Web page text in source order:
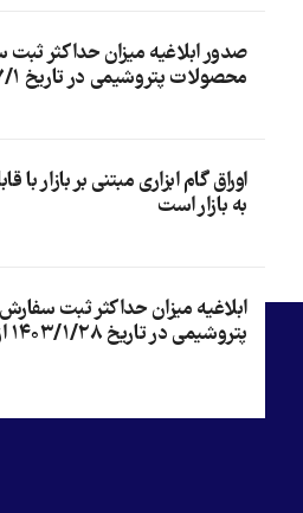
صدور ابلاغیه میزان حداکثر
محصولات پتروشیمی در تاریخ ۱۴۰۳/۷/۱ از بورس کالا
اوراق گام ابزاری مبتنی بر بازار با
به بازار است
ابلاغیه میزان حداکثر ثبت
پتروشیمی در تاریخ ۱۴۰۳/۱/۲۸ از بورس کالا